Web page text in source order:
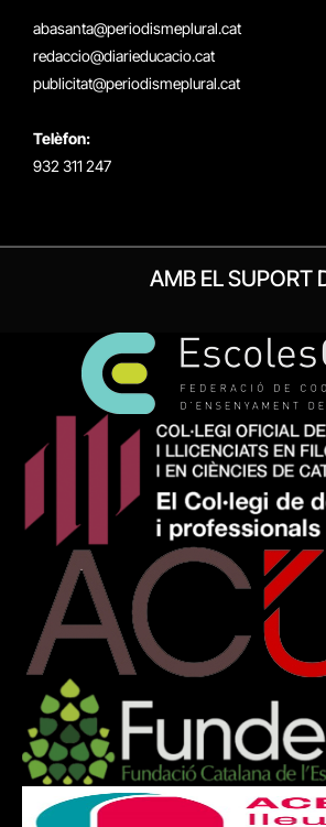
abasanta@periodismeplural.cat
redaccio@diarieducacio.cat
publicitat@periodismeplural.cat
Telèfon:
932 311 247
AMB EL SUPORT